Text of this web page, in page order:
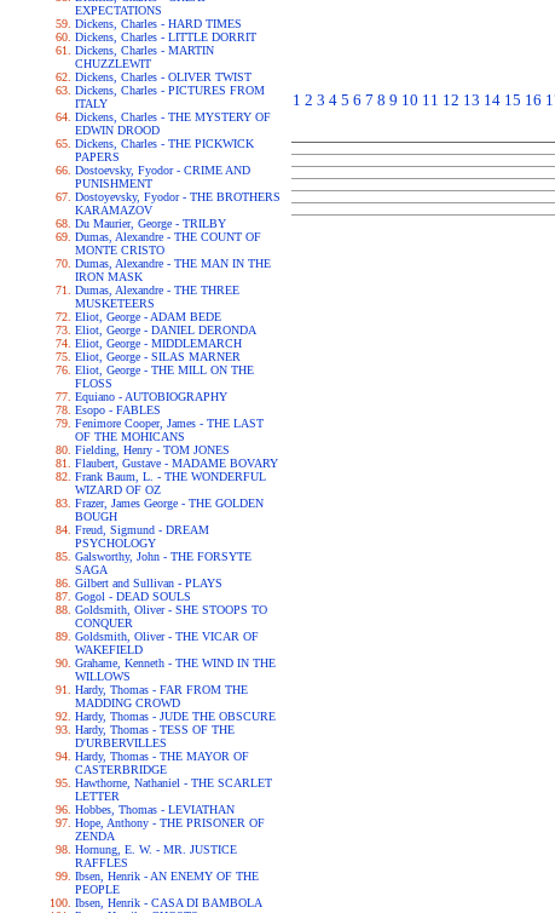
EXPECTATIONS
Dickens, Charles - HARD TIMES
Dickens, Charles - LITTLE DORRIT
Dickens, Charles - MARTIN
CHUZZLEWIT
Dickens, Charles - OLIVER TWIST
Dickens, Charles - PICTURES FROM
ITALY
Dickens, Charles - THE MYSTERY OF
EDWIN DROOD
Dickens, Charles - THE PICKWICK
PAPERS
Dostoevsky, Fyodor - CRIME AND
PUNISHMENT
Dostoyevsky, Fyodor - THE BROTHERS
KARAMAZOV
Du Maurier, George - TRILBY
Dumas, Alexandre - THE COUNT OF
MONTE CRISTO
Dumas, Alexandre - THE MAN IN THE
IRON MASK
Dumas, Alexandre - THE THREE
MUSKETEERS
Eliot, George - ADAM BEDE
Eliot, George - DANIEL DERONDA
Eliot, George - MIDDLEMARCH
Eliot, George - SILAS MARNER
Eliot, George - THE MILL ON THE
FLOSS
Equiano - AUTOBIOGRAPHY
Esopo - FABLES
Fenimore Cooper, James - THE LAST
OF THE MOHICANS
Fielding, Henry - TOM JONES
Flaubert, Gustave - MADAME BOVARY
Frank Baum, L. - THE WONDERFUL
WIZARD OF OZ
Frazer, James George - THE GOLDEN
BOUGH
Freud, Sigmund - DREAM
PSYCHOLOGY
Galsworthy, John - THE FORSYTE
SAGA
Gilbert and Sullivan - PLAYS
Gogol - DEAD SOULS
Goldsmith, Oliver - SHE STOOPS TO
CONQUER
Goldsmith, Oliver - THE VICAR OF
WAKEFIELD
Grahame, Kenneth - THE WIND IN THE
WILLOWS
Hardy, Thomas - FAR FROM THE
MADDING CROWD
Hardy, Thomas - JUDE THE OBSCURE
Hardy, Thomas - TESS OF THE
D'URBERVILLES
Hardy, Thomas - THE MAYOR OF
CASTERBRIDGE
Hawthorne, Nathaniel - THE SCARLET
LETTER
Hobbes, Thomas - LEVIATHAN
Hope, Anthony - THE PRISONER OF
ZENDA
Hornung, E. W. - MR. JUSTICE
RAFFLES
Ibsen, Henrik - AN ENEMY OF THE
PEOPLE
Ibsen, Henrik - CASA DI BAMBOLA
1 2 3 4 5 6 7 8 9 10 11 12 13 14 15 16